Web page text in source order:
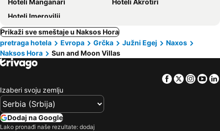
Hoteli Manganari
Hoteli Akrotiri
Hoteli Imerovilji
Prikaži sve smeštaje u Naksos Hora
pretraga hotela
Evropa Grčka Južni Egej
Naxos
Naksos Hora
Sun and Moon Villas
Facebook
Twitter
Izaberi svoju zemlju
Dodaj na Google
Lako pronađi naše rezultate: dodaj